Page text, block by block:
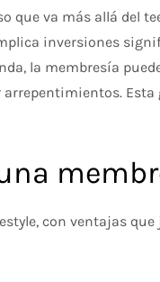
que va más allá del
inversiones
la membresía
Esta
con ventajas